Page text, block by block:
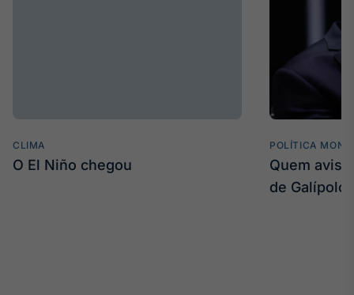
CLIMA
O El Niño chegou
POLÍTICA
Quem
de Galípolo